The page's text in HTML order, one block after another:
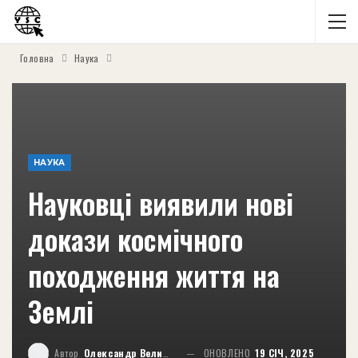
Головна Наука
НАУКА
Науковці виявили нові
докази космічного
походження життя на
Землі
Автор Олександр Великий ОНОВЛЕНО 19 СІЧ, 2025